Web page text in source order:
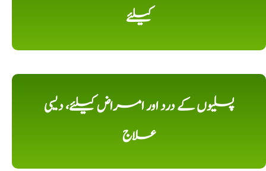
کیلئے
پسلیوں کے درد اور امراض کیلئے، دیسی
علاج